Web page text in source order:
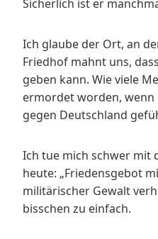
Sicherlich ist er
Ich glaube der Ort, an
Friedhof mahnt uns,
geben kann. Wie viele
ermordet worden, wenn
gegen Deutschland
Ich tue mich schwer mit
heute: „Friedensgebot
militärischer Gewalt
bisschen zu einfach.